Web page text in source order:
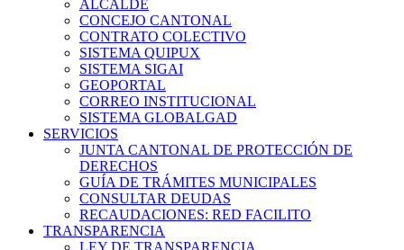
ALCALDE
CONCEJO CANTONAL
CONTRATO COLECTIVO
SISTEMA QUIPUX
SISTEMA SIGAI
GEOPORTAL
CORREO INSTITUCIONAL
SISTEMA GLOBALGAD
SERVICIOS
JUNTA CANTONAL DE PROTECCIÓN DE
DERECHOS
GUÍA DE TRÁMITES MUNICIPALES
CONSULTAR DEUDAS
RECAUDACIONES: RED FACILITO
TRANSPARENCIA
LEY DE TRANSPARENCIA